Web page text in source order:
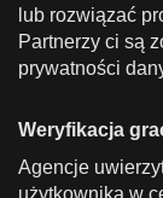
lub rozwiązać
Partnerzy ci są
prywatności
Weryfikacja
Agencje
użytkownika w